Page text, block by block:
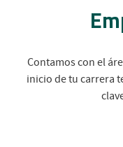
Contamos con el
inicio de tu carrera